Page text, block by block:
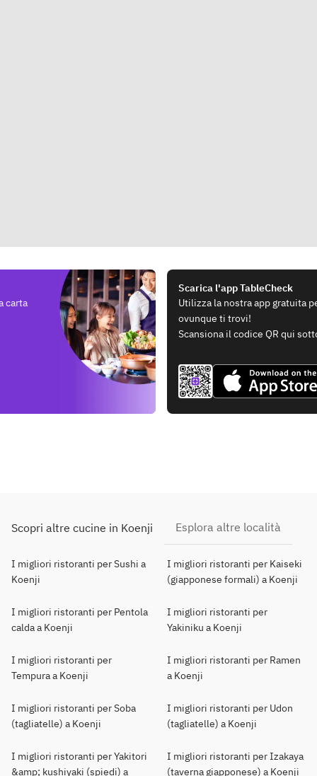
carta
Scarica l'app TableCheck
Utilizza la nostra app gratuita
ovunque ti trovi!
Scansiona il codice QR qui
Scopri altre cucine in Koenji Esplora altre località
I migliori ristoranti per Sushi a
Koenji
I migliori ristoranti per Kaiseki
(giapponese formali) a Koenji
I migliori ristoranti per Pentola
calda a Koenji
I migliori ristoranti per
Yakiniku a Koenji
I migliori ristoranti per
Tempura a Koenji
I migliori ristoranti per Ramen
a Koenji
I migliori ristoranti per Soba
(tagliatelle) a Koenji
I migliori ristoranti per Udon
(tagliatelle) a Koenji
I migliori ristoranti per Yakitori
&amp; kushiyaki (spiedi) a
I migliori ristoranti per Izakaya
(taverna giapponese) a Koenji